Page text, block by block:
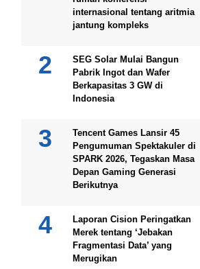
internasional tentang aritmia
jantung kompleks
SEG Solar Mulai Bangun
Pabrik Ingot dan Wafer
Berkapasitas 3 GW di
Indonesia
Tencent Games Lansir 45
Pengumuman Spektakuler di
SPARK 2026, Tegaskan Masa
Depan Gaming Generasi
Berikutnya
Laporan Cision Peringatkan
Merek tentang ‘Jebakan
Fragmentasi Data’ yang
Merugikan